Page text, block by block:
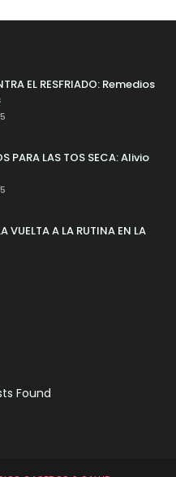
EL RESFRIADO: Remedios
PARA LAS TOS SECA: Alivio
VUELTA A LA RUTINA EN LA
Found